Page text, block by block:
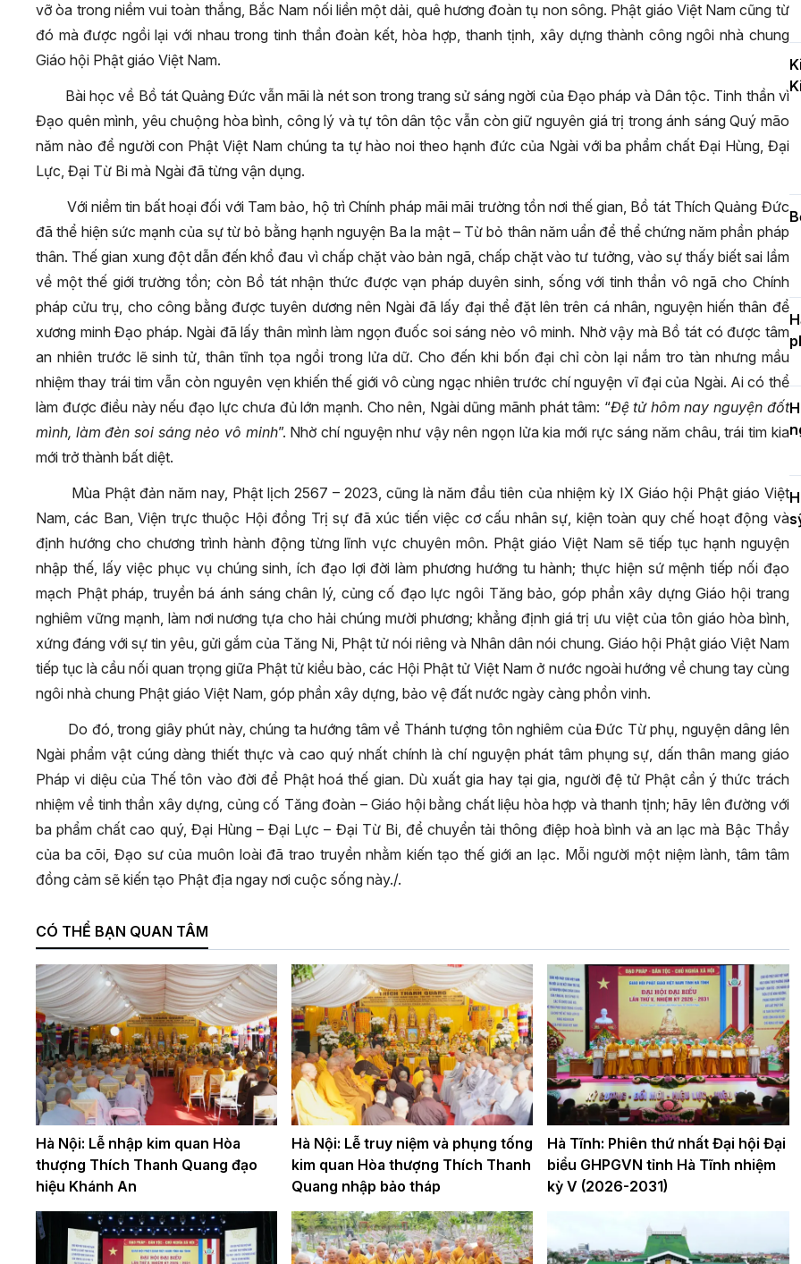
vỡ òa trong niềm vui toàn thắng, Bắc Nam nối liền một dải, quê hương đoàn tụ non sông. Phật giáo Việt Nam cũng từ
đó mà được ngồi lại với nhau trong tinh thần đoàn kết, hòa hợp, thanh tịnh, xây dựng thành công ngôi nhà chung
Giáo hội Phật giáo Việt Nam.
Bài học về Bồ tát Quảng Đức vẫn mãi là nét son trong trang sử sáng ngời của Đạo pháp và Dân tộc. Tinh thần vì
Đạo quên mình, yêu chuộng hòa bình, công lý và tự tôn dân tộc vẫn còn giữ nguyên giá trị trong ánh sáng Quý mão
năm nào để người con Phật Việt Nam chúng ta tự hào noi theo hạnh đức của Ngài với ba phẩm chất Đại Hùng, Đại
Lực, Đại Từ Bi mà Ngài đã từng vận dụng.
Với niềm tin bất hoại đối với Tam bảo, hộ trì Chính pháp mãi mãi trường tồn nơi thế gian, Bồ tát Thích Quảng Đức
đã thể hiện sức mạnh của sự từ bỏ bằng hạnh nguyện Ba la mật – Từ bỏ thân năm uẩn để thể chứng năm phần pháp
thân. Thế gian xung đột dẫn đến khổ đau vì chấp chặt vào bản ngã, chấp chặt vào tư tưởng, vào sự thấy biết sai lầm
về một thế giới trường tồn; còn Bồ tát nhận thức được vạn pháp duyên sinh, sống với tinh thần vô ngã cho Chính
pháp cửu trụ, cho công bằng được tuyên dương nên Ngài đã lấy đại thể đặt lên trên cá nhân, nguyện hiến thân để
xương minh Đạo pháp. Ngài đã lấy thân mình làm ngọn đuốc soi sáng nẻo vô minh. Nhờ vậy mà Bồ tát có được tâm
an nhiên trước lẽ sinh tử, thân tĩnh tọa ngồi trong lửa dữ. Cho đến khi bốn đại chỉ còn lại nắm tro tàn nhưng mầu
nhiệm thay trái tim vẫn còn nguyên vẹn khiến thế giới vô cùng ngạc nhiên trước chí nguyện vĩ đại của Ngài. Ai có thể
làm được điều này nếu đạo lực chưa đủ lớn mạnh. Cho nên, Ngài dũng mãnh phát tâm: “Đệ tử hôm nay nguyện đốt
mình, làm đèn soi sáng nẻo vô minh”. Nhờ chí nguyện như vậy nên ngọn lửa kia mới rực sáng năm châu, trái tim kia
mới trở thành bất diệt.
Mùa Phật đản năm nay, Phật lịch 2567 – 2023, cũng là năm đầu tiên của nhiệm kỳ IX Giáo hội Phật giáo Việt
Nam, các Ban, Viện trực thuộc Hội đồng Trị sự đã xúc tiến việc cơ cấu nhân sự, kiện toàn quy chế hoạt động và
định hướng cho chương trình hành động từng lĩnh vực chuyên môn. Phật giáo Việt Nam sẽ tiếp tục hạnh nguyện
nhập thế, lấy việc phục vụ chúng sinh, ích đạo lợi đời làm phương hướng tu hành; thực hiện sứ mệnh tiếp nối đạo
mạch Phật pháp, truyền bá ánh sáng chân lý, củng cố đạo lực ngôi Tăng bảo, góp phần xây dựng Giáo hội trang
nghiêm vững mạnh, làm nơi nương tựa cho hải chúng mười phương; khẳng định giá trị ưu việt của tôn giáo hòa bình,
xứng đáng với sự tin yêu, gửi gắm của Tăng Ni, Phật tử nói riêng và Nhân dân nói chung. Giáo hội Phật giáo Việt Nam
tiếp tục là cầu nối quan trọng giữa Phật tử kiều bào, các Hội Phật tử Việt Nam ở nước ngoài hướng về chung tay cùng
ngôi nhà chung Phật giáo Việt Nam, góp phần xây dựng, bảo vệ đất nước ngày càng phồn vinh.
Do đó, trong giây phút này, chúng ta hướng tâm về Thánh tượng tôn nghiêm của Đức Từ phụ, nguyện dâng lên
Ngài phẩm vật cúng dàng thiết thực và cao quý nhất chính là chí nguyện phát tâm phụng sự, dấn thân mang giáo
Pháp vi diệu của Thế tôn vào đời để Phật hoá thế gian. Dù xuất gia hay tại gia, người đệ tử Phật cần ý thức trách
nhiệm về tinh thần xây dựng, củng cố Tăng đoàn – Giáo hội bằng chất liệu hòa hợp và thanh tịnh; hãy lên đường với
ba phẩm chất cao quý, Đại Hùng – Đại Lực – Đại Từ Bi, để chuyển tải thông điệp hoà bình và an lạc mà Bậc Thầy
của ba cõi, Đạo sư của muôn loài đã trao truyền nhằm kiến tạo thế giới an lạc. Mỗi người một niệm lành, tâm tâm
đồng cảm sẽ kiến tạo Phật địa ngay nơi cuộc sống này./.
CÓ THỂ BẠN QUAN TÂM
Hà Nội: Lễ nhập kim quan Hòa
thượng Thích Thanh Quang đạo
hiệu Khánh An
Hà Nội: Lễ truy niệm và phụng tống
kim quan Hòa thượng Thích Thanh
Quang nhập bảo tháp
Hà Tĩnh: Phiên thứ nhất Đại hội Đại
biểu GHPGVN tỉnh Hà Tĩnh nhiệm
kỳ V (2026-2031)